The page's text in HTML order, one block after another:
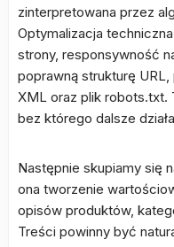
zinterpretowana przez
Optymalizacja
strony, responsywność
poprawną strukturę
XML oraz plik robots.txt.
bez którego dalsze
Następnie skupiamy się
ona tworzenie
opisów produktów,
Treści powinny być